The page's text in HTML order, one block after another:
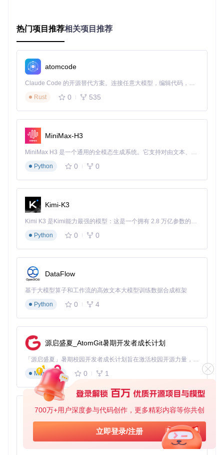
700万+用户深度参与代码创作，更多精彩内容等你共创
立即登录/注册
📖 使用指南：三步上手高效图像浏览
获取工具
克隆仓库：
rors/vo/voidImageViewer
执行安装程序后，右键图片选择"用voidImageViewer打
动画控制
打开GIF/WEBP动画后，可通过底部控制栏实现播放/暂
停、帧步进等精确操作
无论是专业人士还是普通用户，都能通过这款工具重新定义图
voidImageViewer
项目地址：
https://gitcode.com/gh_mirrors/vo/voidImageViewer
热门项目推荐相关项目推荐
atomcode
Claude Code 的开源替代方案。连接任意大模型，编辑代码，运行命令，自动验证 — 全自动执行。用 Rust 构建，极致性能。 ｜ An open-source alternative to Claude Code. Connect any LLM, edit code, run commands, and verify changes — autonomously. Built in Rust for speed. Get Started
Rust
0 535
MiniMax-H3
MiniMax H3 是一个通用的全模态生成系统。它支持对由文本、图像、视频和音频组成的多模态上下文进行统一理解，并能生成分辨率高达 2K、时长可达 15 秒的带原生立体声音频的视频。得益于面向任务泛化的系统设计，H3 在预训练阶段就已具备广泛的多模态上下文理解与生成能力，能够出色地执行复杂的多模态指令。
Python
0 0
Kimi-K3
Kimi K3 是Kimi能力最强的模型：这是一个拥有 2.8 万亿参数的混合专家（MoE）模型，具备原生视觉理解能力，并支持 100 万 token 的上下文窗口。
Python
0 0
DataFlow
基于大模型算子和工作流的高效文本大模型训练数据合成框架
Python
0 4
源启盛夏_AtomGit暑期开发者成长计划
「源启盛夏」暑期校园开发者成长计划旨在激活校园开源力量，通过积分激励、认证扶持、资源倾斜等形式，引导高校组织和开发者完成「入驻 — 建项目 — 做贡献 — 获认证 — 得资源」的完整闭环。无论你是想带领社团入驻平台的组织者，还是希望用代码贡献证明自己的开发者，都能在这里找到属于你的成长路径。
Markdown
0 1
py-xiaozhi
基于Python的Xiaozhi AI，适用于想要完整Xiaozhi体验而无需拥有专用硬件的用户。
Python
0 1